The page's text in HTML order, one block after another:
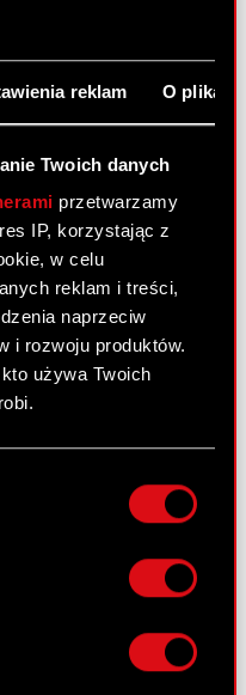
reklam O
Twoich danych
przetwarzamy
IP, korzystając z
w celu
reklam i treści,
naprzeciw
i rozwoju produktów.
używa Twoich
dokładnością nawet
aktywnie
je zbiory
umowy znaczącej
2010
o którym
pkt 1 ustawy o
2010
połączenia
zależną CDP